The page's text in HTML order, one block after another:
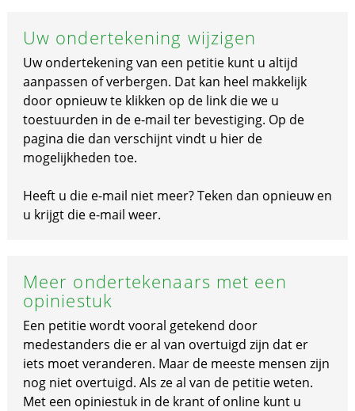
Uw ondertekening wijzigen
Uw ondertekening van een petitie kunt u altijd
aanpassen of verbergen. Dat kan heel makkelijk
door opnieuw te klikken op de link die we u
toestuurden in de e-mail ter bevestiging. Op de
pagina die dan verschijnt vindt u hier de
mogelijkheden toe.
Heeft u die e-mail niet meer? Teken dan opnieuw en
u krijgt die e-mail weer.
Meer ondertekenaars met een
opiniestuk
Een petitie wordt vooral getekend door
medestanders die er al van overtuigd zijn dat er
iets moet veranderen. Maar de meeste mensen zijn
nog niet overtuigd. Als ze al van de petitie weten.
Met een opiniestuk in de krant of online kunt u